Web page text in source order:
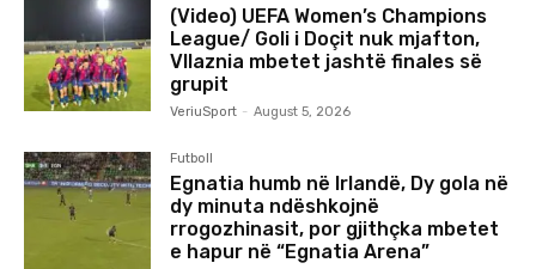
(Video) UEFA Women’s Champions
League/ Goli i Doçit nuk mjafton,
Vllaznia mbetet jashtë finales së
grupit
VeriuSport - August 5, 2026
Futboll
Egnatia humb në Irlandë, Dy gola në
dy minuta ndëshkojnë
rrogozhinasit, por gjithçka mbetet
e hapur në “Egnatia Arena”